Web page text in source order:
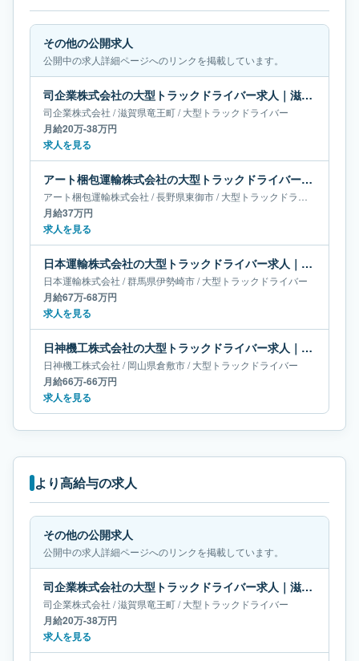
その他の公開求人
公開中の求人詳細ページへのリンクを掲載しています。
司企業株式会社の大型トラックドライバー求人｜滋賀県竜王町｜月給20万-38万円
司企業株式会社 /滋賀県竜王町/大型トラックドライバー
月給20万-38万円
求人を見る
アート梱包運輸株式会社の大型トラックドライバー求人｜長野県東御市｜月給37万円
アート梱包運輸株式会社 /長野県東御市/大型トラックドライバー
月給37万円
求人を見る
日本運輸株式会社の大型トラックドライバー求人｜群馬県伊勢崎市｜月給67万-68万円
日本運輸株式会社 /群馬県伊勢崎市/大型トラックドライバー
月給67万-68万円
求人を見る
日神機工株式会社の大型トラックドライバー求人｜岡山県倉敷市｜月給66万-66万円
日神機工株式会社 /岡山県倉敷市/大型トラックドライバー
月給66万-66万円
求人を見る
より高給与の求人
その他の公開求人
公開中の求人詳細ページへのリンクを掲載しています。
司企業株式会社の大型トラックドライバー求人｜滋賀県竜王町｜月給20万-38万円
司企業株式会社 /滋賀県竜王町/大型トラックドライバー
月給20万-38万円
求人を見る